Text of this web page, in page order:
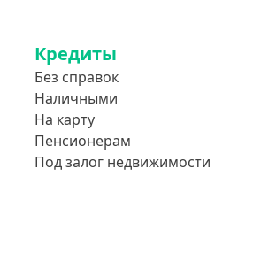
Кредиты
Без справок
Наличными
На карту
Пенсионерам
Под залог недвижимости